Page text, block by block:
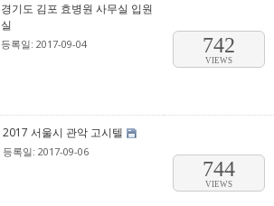
경기도 김포 효병원 사무실 입원
실
등록일: 2017-09-04 742
VIEWS
2017 서울시 관악 고시텔
등록일: 2017-09-06
744
VIEWS